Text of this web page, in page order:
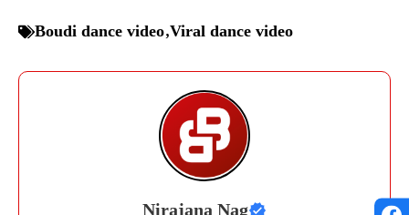
Boudi dance video,Viral dance video